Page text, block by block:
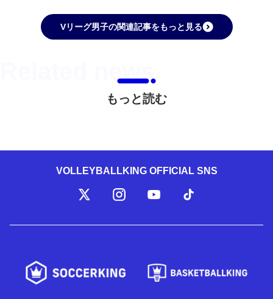
Vリーグ男子の関連記事をもっと見る
もっと読む
VOLLEYBALLKING OFFICIAL SNS